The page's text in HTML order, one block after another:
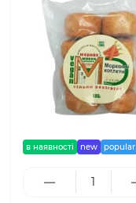
в наявності new popular